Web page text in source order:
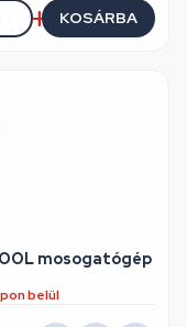
KOSÁRBA
mosogatógép
belül